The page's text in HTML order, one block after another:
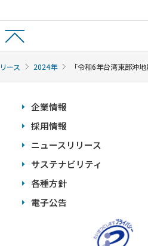
ース 2024年 「令和6年台湾東部沖
企業情報
採用情報
ニュースリリース
サステナビリティ
各種方針
電子公告